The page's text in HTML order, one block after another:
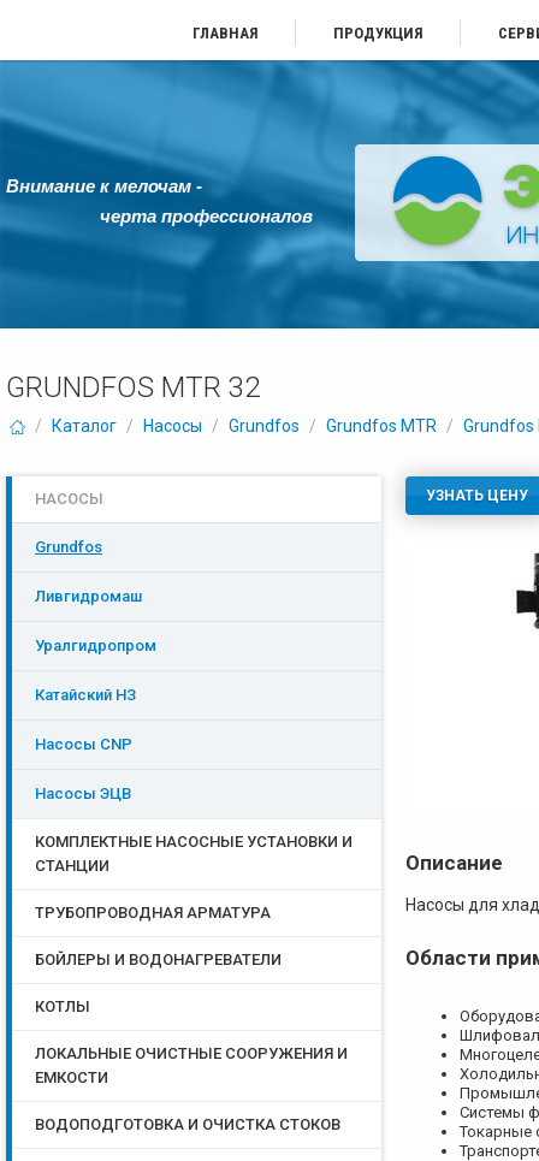
ГЛАВНАЯ ПРОДУКЦИЯ
Внимание к мелочам -
черта профессионалов
GRUNDFOS MTR 32
/ Каталог / Насосы / Grundfos / Grundfos MTR / Grundfos
УЗНАТЬ ЦЕНУ
Описание
Насосы для
Области
Системы
Токарные
НАСОСЫ
Grundfos
Ливгидромаш
Уралгидропром
Катайский НЗ
Насосы CNP
Насосы ЭЦB
КОМПЛЕКТНЫЕ НАСОСНЫЕ УСТАНОВКИ И
СТАНЦИИ
ТРУБОПРОВОДНАЯ АРМАТУРА
БОЙЛЕРЫ И ВОДОНАГРЕВАТЕЛИ
КОТЛЫ
ЛОКАЛЬНЫЕ ОЧИСТНЫЕ СООРУЖЕНИЯ И
ЕМКОСТИ
ВОДОПОДГОТОВКА И ОЧИСТКА СТОКОВ